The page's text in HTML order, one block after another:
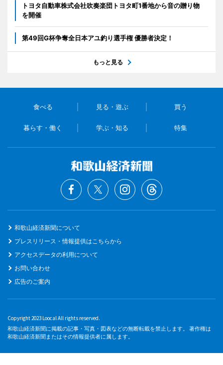
トヨタ自動車株式会社吹奏楽団トヨタ町1番地から音の贈り物
を開催
第49回G杯争奪全日本アユ釣り選手権 優勝者決定！
もっと見る
食べる 見る・遊ぶ 買う
暮らす・働く 学ぶ・知る 特集
和歌山経済新聞について
プレスリリース・情報提供はこちらから
アクセスデータの利用について
お問い合わせ
広告のご案内
Copyright 2023 Loocal All rights reserved.
和歌山経済新聞に掲載の記事・写真・図表などの無断転載を禁止します。 著作権は
和歌山経済新聞またはその情報提供者に属します。